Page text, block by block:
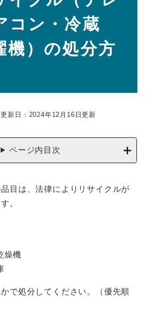
コン・冷蔵
機）の処分方
更新日：2024年12月16日更新
ページ内目次
目は、法律によりリサイクルが
。
燥機
で処分してください。（優先順